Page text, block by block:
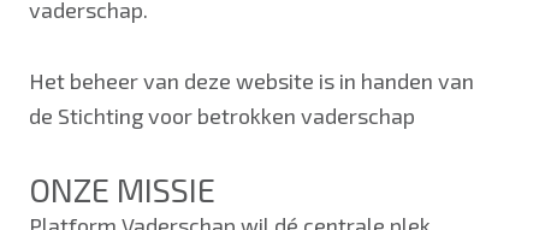
vaderschap.
Het beheer van deze website is in handen van
de Stichting voor betrokken vaderschap
ONZE MISSIE